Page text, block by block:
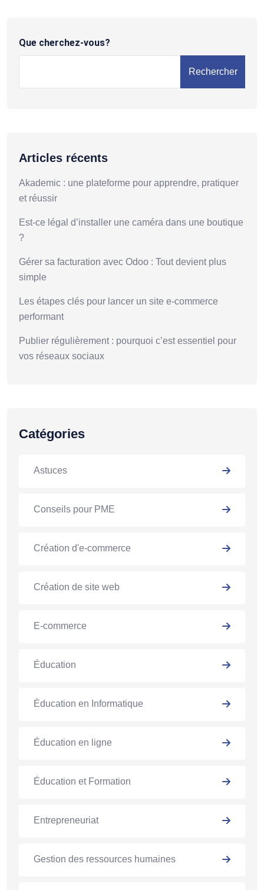
Que cherchez-vous?
Rechercher
Articles récents
Akademic : une plateforme pour apprendre, pratiquer
et réussir
Est-ce légal d’installer une caméra dans une boutique
?
Gérer sa facturation avec Odoo : Tout devient plus
simple
Les étapes clés pour lancer un site e-commerce
performant
Publier régulièrement : pourquoi c’est essentiel pour
vos réseaux sociaux
Catégories
Astuces
Conseils pour PME
Création d'e-commerce
Création de site web
E-commerce
Éducation
Éducation en Informatique
Éducation en ligne
Éducation et Formation
Entrepreneuriat
Gestion des ressources humaines